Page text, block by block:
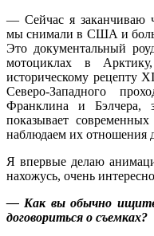
— Сейчас я заканчиваю
мы снимали в США и
Это документальный
мотоциклах в
историческому рецепту
Северо-Западного
Франклина и Бэлчера,
показывает
наблюдаем их отношения
Я впервые делаю
нахожусь, очень
— Как вы обычно ищите
договориться о съемках?